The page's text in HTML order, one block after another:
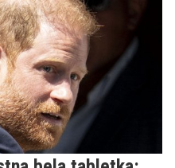
svojim značilnim